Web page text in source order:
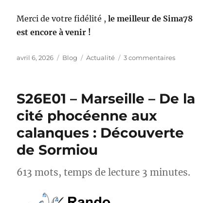
Merci de votre fidélité ,le meilleur de Sima78
est encore à venir !
Publié
avril 6, 2026 Catégories
Blog Étiquettes
Actualité 3 commentairessur
Sima78
S26E01 – Marseille – De la
cité phocéenne aux
calanques : Découverte
de Sormiou
613 mots, temps de lecture 3 minutes.